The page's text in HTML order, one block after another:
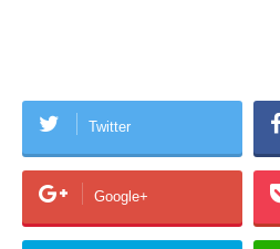
Twitter
Google+